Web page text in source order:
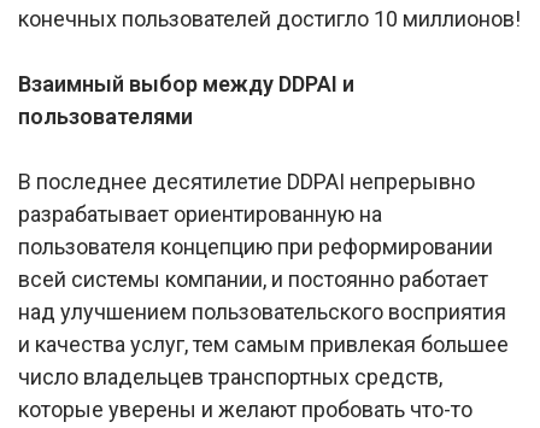
конечных пользователей достигло 10 миллионов!
Взаимный выбор между DDPAI и
пользователями
В последнее десятилетие DDPAI непрерывно
разрабатывает ориентированную на
пользователя концепцию при реформировании
всей системы компании, и постоянно работает
над улучшением пользовательского восприятия
и качества услуг, тем самым привлекая большее
число владельцев транспортных средств,
которые уверены и желают пробовать что-то